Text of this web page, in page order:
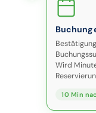
Buchung
Wird
10 Min